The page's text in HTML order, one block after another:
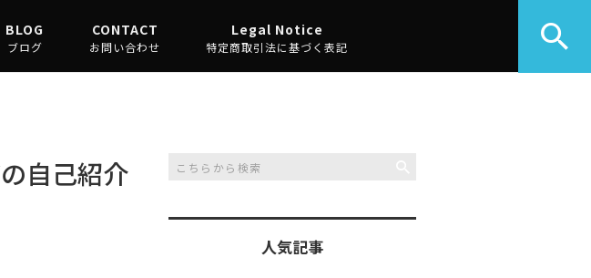
場合
BLOG
ブログ
CONTACT
お問い合わせ
Legal Notice
特定商取引法に基づく表記
自己紹介
人気記事